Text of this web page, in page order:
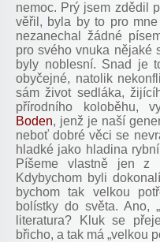
nemoc. Prý jsem zdědil
věřil, byla by to pro
nezanechal žádné
pro svého vnuka nějaké
byly noblesní. Snad je
obyčejné, natolik
sám život sedláka,
přírodního koloběhu,
Boden, jenž je naší
neboť dobré věci se
hladké jako hladina
Píšeme vlastně jen z
Kdybychom byli
bychom tak velkou
bolístky do světa. Ano,
literatura? Kluk se
břicho, a tak má „velkou